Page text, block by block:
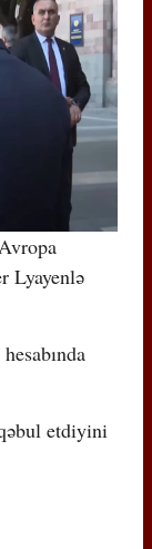
Lyayenlə
etdiyini